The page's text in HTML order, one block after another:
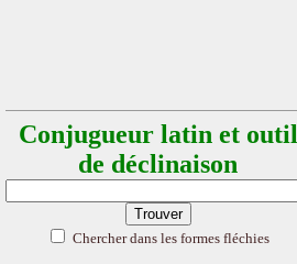
Conjugueur latin et outil
de déclinaison
Chercher dans les formes fléchies